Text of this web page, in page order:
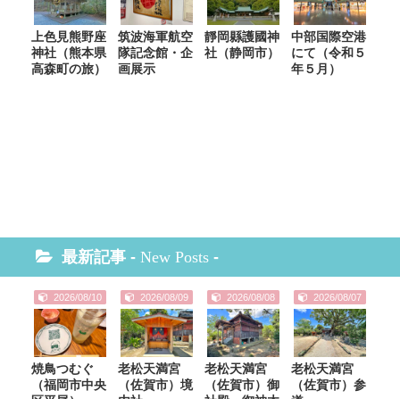
上色見熊野座
神社（熊本県
高森町の旅）
筑波海軍航空
隊記念館・企
画展示
靜岡縣護國神
社（静岡市）
中部国際空港
にて（令和５
年５月）
最新記事 - New Posts -
2026/08/10
焼鳥つむぐ
（福岡市中央
2026/08/09
老松天満宮
（佐賀市）境
2026/08/08
老松天満宮
（佐賀市）御
2026/08/07
老松天満宮
（佐賀市）参